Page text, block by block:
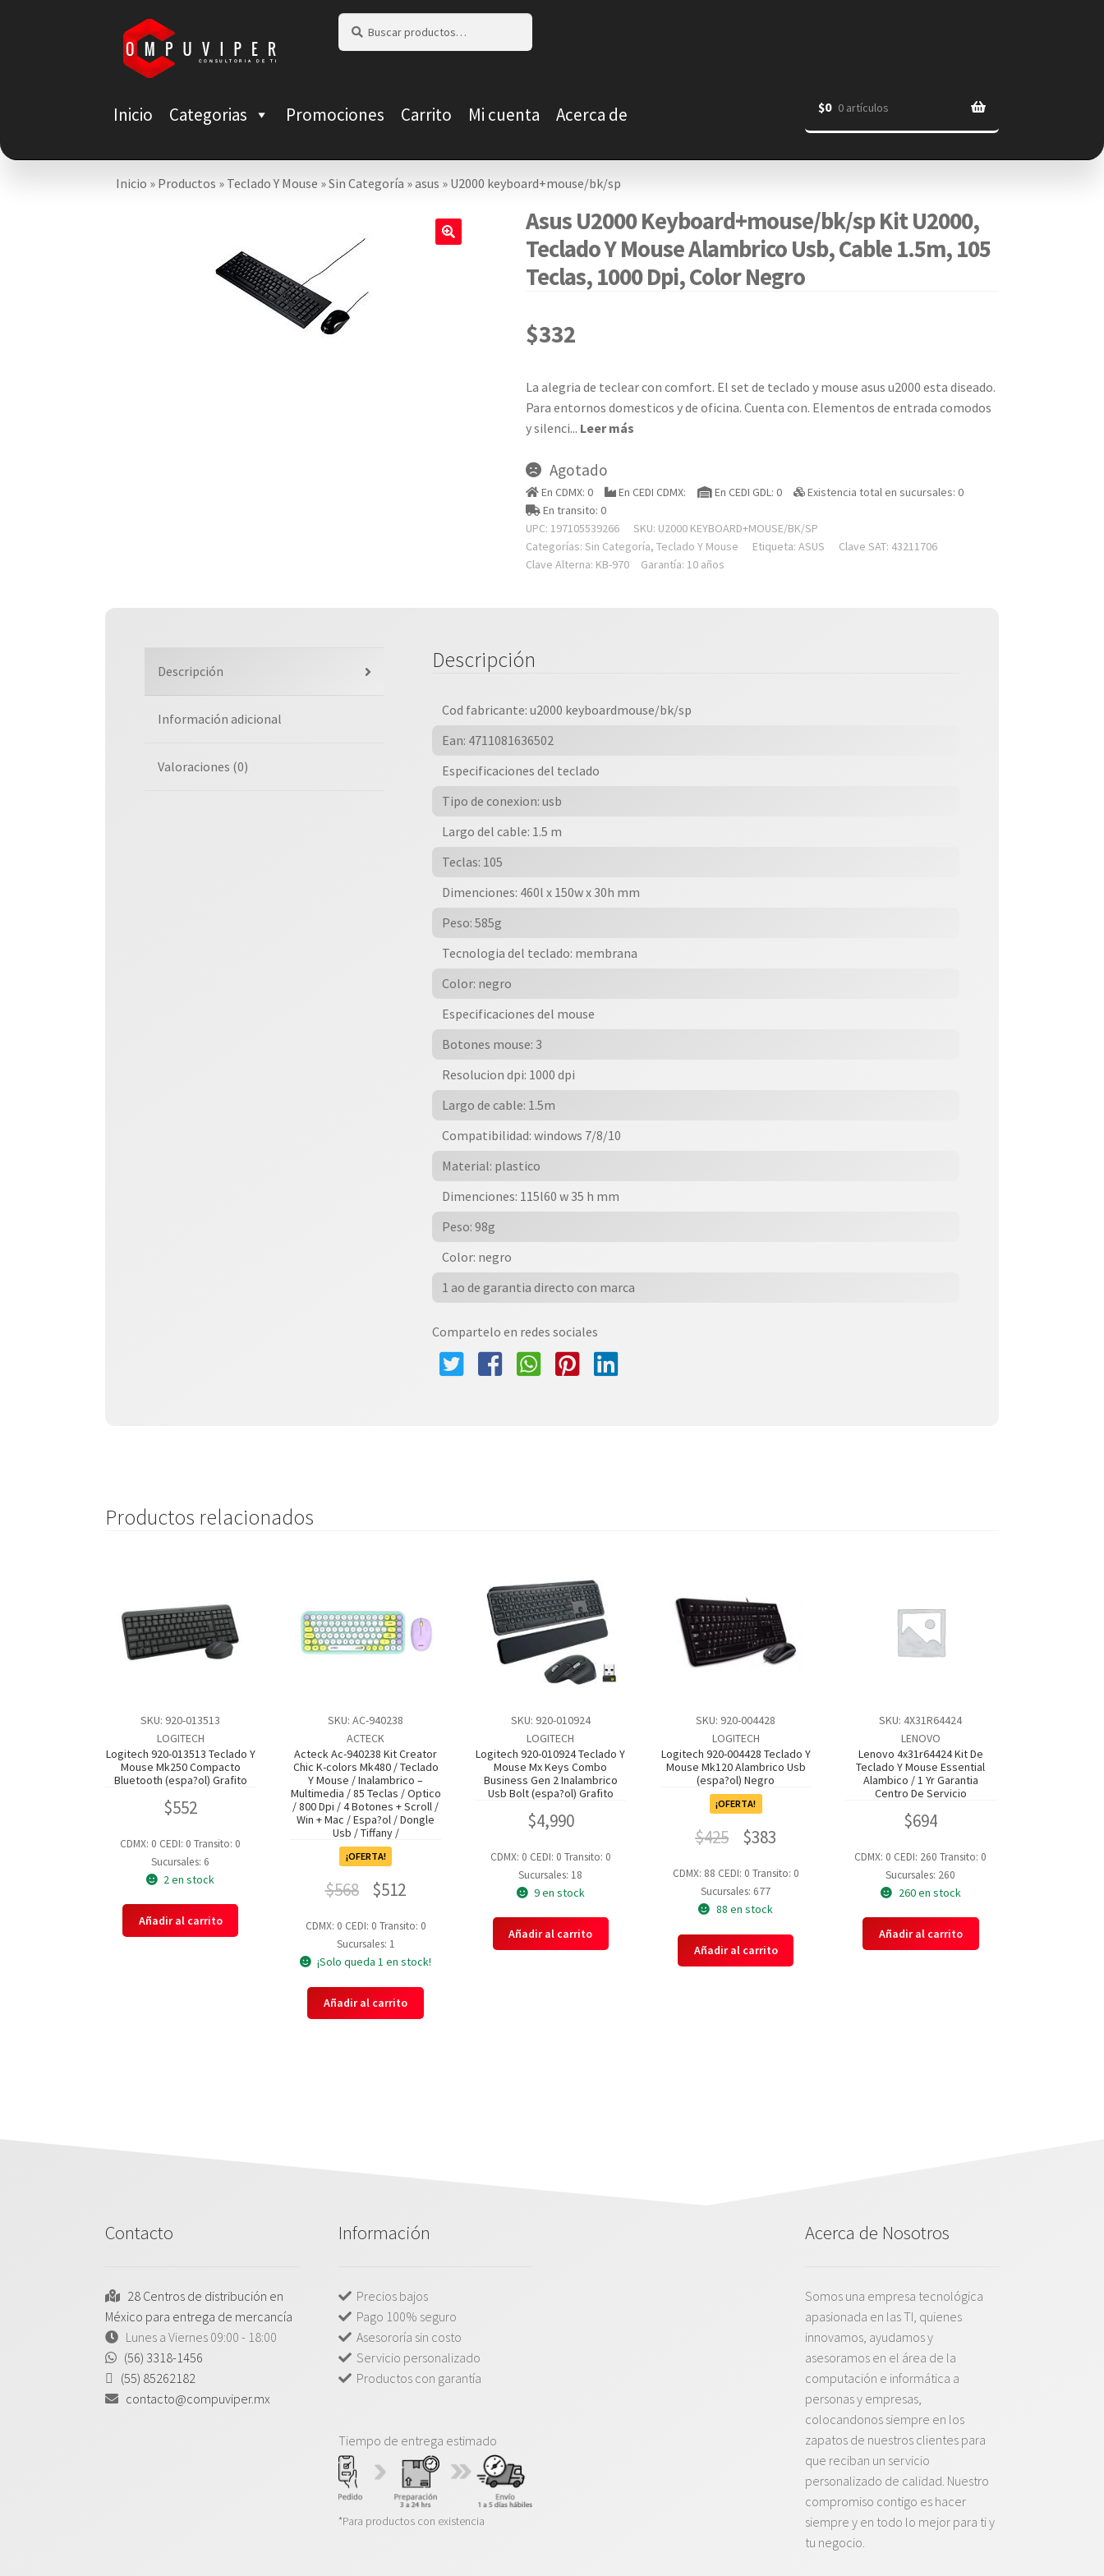
Saltar
navegación
contenido
Buscar
por:
Buscar
Inicio Categorias Promociones Carrito Mi cuenta Acerca de $0 0 artículos
Inicio » Productos » Teclado Y Mouse »Sin Categoría »asus » U2000 keyboard+mouse/bk/sp
Asus U2000 Keyboard+mouse/bk/sp Kit U2000,
Teclado Y Mouse Alambrico Usb, Cable 1.5m, 105
Teclas, 1000 Dpi, Color Negro
$332
La alegria de teclear con comfort. El set de teclado y mouse asus u2000 esta diseado.
Para entornos domesticos y de oficina. Cuenta con. Elementos de entrada comodos
y silenci... Leer más
Agotado
En CDMX: 0 En CEDI CDMX: En CEDI GDL: 0
Existencia total en sucursales: 0
En transito: 0
UPC: 197105539266
SKU: U2000 KEYBOARD+MOUSE/BK/SP
Categorías: Sin Categoría, Teclado Y Mouse Etiqueta: ASUS
Clave SAT: 43211706
Clave Alterna: KB-970
Garantía: 10 años
Descripción
Información adicional
Valoraciones (0)
Descripción
Cod fabricante: u2000 keyboardmouse/bk/sp
Ean: 4711081636502
Especificaciones del teclado
Tipo de conexion: usb
Largo del cable: 1.5 m
Teclas: 105
Dimenciones: 460l x 150w x 30h mm
Peso: 585g
Tecnologia del teclado: membrana
Color: negro
Especificaciones del mouse
Botones mouse: 3
Resolucion dpi: 1000 dpi
Largo de cable: 1.5m
Compatibilidad: windows 7/8/10
Material: plastico
Dimenciones: 115l60 w 35 h mm
Peso: 98g
Color: negro
1 ao de garantia directo con marca
Compartelo en redes sociales
Productos relacionados
SKU: 920-013513
LOGITECH
Logitech 920-013513 Teclado Y
Mouse Mk250 Compacto
Bluetooth (espa?ol) Grafito
$552
CDMX: 0 CEDI: 0Transito: 0
Sucursales: 6
2 en stock
Añadir al carrito
SKU: AC-940238
ACTECK
Acteck Ac-940238 Kit Creator
Chic K-colors Mk480 / Teclado
Y Mouse / Inalambrico –
Multimedia / 85 Teclas / Optico
/ 800 Dpi / 4 Botones + Scroll /
Win + Mac / Espa?ol / Dongle
Usb / Tiffany /
¡OFERTA!
$568 $512
CDMX: 0 CEDI: 0 Transito: 0
Sucursales: 1
¡Solo queda 1 en stock!
Añadir al carrito
SKU: 920-010924
LOGITECH
Logitech 920-010924 Teclado Y
Mouse Mx Keys Combo
Business Gen 2 Inalambrico
Usb Bolt (espa?ol) Grafito
$4,990
CDMX: 0 CEDI: 0 Transito: 0
Sucursales: 18
9 en stock
Añadir al carrito
SKU: 920-004428
LOGITECH
Logitech 920-004428 Teclado Y
Mouse Mk120 Alambrico Usb
(espa?ol) Negro
¡OFERTA!
$425 $383
CDMX: 88 CEDI: 0 Transito: 0
Sucursales: 677
88 en stock
Añadir al carrito
SKU: 4X31R64424
LENOVO
Lenovo 4x31r64424 Kit De
Teclado Y Mouse Essential
Alambico / 1 Yr Garantia
Centro De Servicio
$694
CDMX: 0 CEDI: 260Transito: 0
Sucursales: 260
260 en stock
Añadir al carrito
Contacto
28 Centros de distribución en
México para entrega de mercancía
Lunes a Viernes 09:00 - 18:00
(56) 3318-1456
(55) 85262182
contacto@compuviper.mx
Información
Precios bajos
Pago 100% seguro
Asesororía sin costo
Servicio personalizado
Productos con garantía
Tiempo de entrega estimado
*Para productos con existencia
Acerca de Nosotros
Somos una empresa tecnológica
apasionada en las TI, quienes
innovamos, ayudamos y
asesoramos en el área de la
computación e informática a
personas y empresas,
colocandonos siempre en los
zapatos de nuestros clientes para
que reciban un servicio
personalizado de calidad. Nuestro
compromiso contigo es hacer
siempre y en todo lo mejor para ti y
tu negocio.